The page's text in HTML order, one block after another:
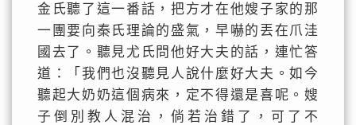
金氏聽了這一番話，把方才在他嫂子家的那
一團要向秦氏理論的盛氣，早嚇的丟在爪洼
國去了。聽見尤氏問他好大夫的話，連忙答
道：「我們也沒聽見人說什麼好大夫。如今
聽起大奶奶這個病來，定不得還是喜呢。嫂
子倒別教人混治，倘若治錯了，可了不